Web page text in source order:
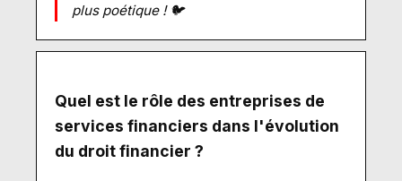
plus poétique ! 🐦
Quel est le rôle des entreprises de
services financiers dans l'évolution
du droit financier ?